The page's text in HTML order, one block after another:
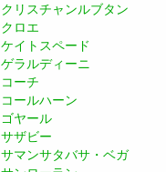
クリスチャンルブタン
クロエ
ケイトスペード
ゲラルディーニ
コーチ
コールハーン
ゴヤール
サザビー
サマンサタバサ・ベガ